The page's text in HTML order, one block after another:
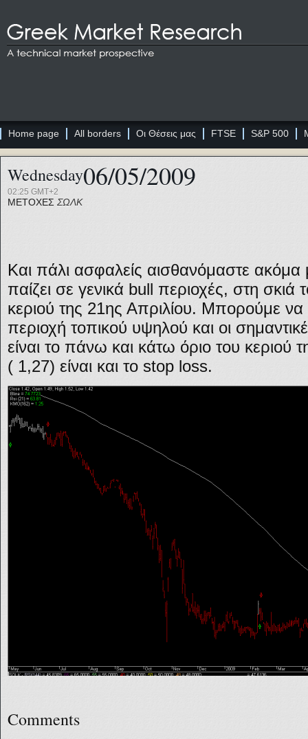
Home page All borders Οι Θέσεις μας FTSE S&P 500
Wednesday06/05/2009
02:25 GMT+2
ΜΕΤΟΧΕΣ ΣΩΛΚ
Και πάλι ασφαλείς αισθανόμαστε
παίζει σε γενικά bull περιοχές, στη σκιά
κεριού της 21ης Απριλίου. Μπορούμε να
περιοχή τοπικού υψηλού και οι
είναι το πάνω και κάτω όριο του κεριού
( 1,27) είναι και το stop loss.
Comments